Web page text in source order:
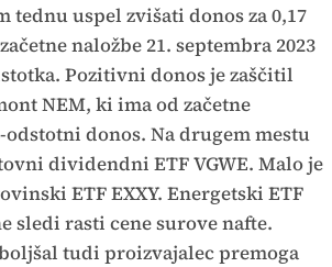
tednu uspel zvišati donos za 0,17
naložbe 21. septembra 2023
Pozitivni donos je zaščitil
NEM, ki ima od začetne
odstotni donos. Na drugem mestu
dividendni ETF VGWE. Malo je
ETF EXXY. Energetski ETF
sledi rasti cene surove nafte.
tudi proizvajalec premoga